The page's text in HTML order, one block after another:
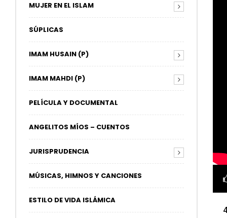
MUJER EN EL ISLAM
SÚPLICAS
IMAM HUSAIN (P)
IMAM MAHDI (P)
PELÍCULA Y DOCUMENTAL
ANGELITOS MÍOS – CUENTOS
JURISPRUDENCIA
MÚSICAS, HIMNOS Y CANCIONES
ESTILO DE VIDA ISLÁMICA